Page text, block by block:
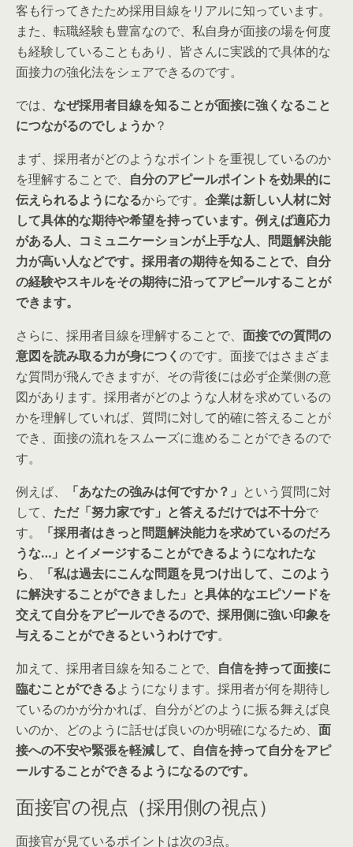
客も行ってきたため採用目線をリアルに知っています。
また、転職経験も豊富なので、私自身が面接の場を何度
も経験していることもあり、皆さんに実践的で具体的な
面接力の強化法をシェアできるのです。
では、 なぜ採用者目線を知ることが面接に強くなること
につながるのでしょうか？
まず、採用者がどのようなポイントを重視しているのか
を理解することで、 自分のアピールポイントを効果的に
伝えられるようになるからです。 企業は新しい人材に対
して具体的な期待や希望を持っています。例えば適応力
がある人、コミュニケーションが上手な人、問題解決能
力が高い人などです。採用者の期待を知ることで、自分
の経験やスキルをその期待に沿ってアピールすることが
できます。
さらに、採用者目線を理解することで、 面接での質問の
意図を読み取る力が身につく のです。面接ではさまざま
な質問が飛んできますが、その背後には必ず企業側の意
図があります。採用者がどのような人材を求めているの
かを理解していれば、質問に対して的確に答えることが
でき、面接の流れをスムーズに進めることができるので
す。
例えば、
「あなたの強みは何ですか？」 という質問に対
して、 ただ「努力家です」と答えるだけでは不十分で
す。
「採用者はきっと問題解決能力を求めているのだろ
うな…」とイメージすることができるようになれたな
ら、
「私は過去にこんな問題を見つけ出して、このよう
に解決することができました」と具体的なエピソードを
交えて自分をアピールできるので、採用側に強い印象を
与えることができるというわけです。
加えて、採用者目線を知ることで、 自信を持って面接に
臨むことができるようになります。採用者が何を期待し
ているのかが分かれば、自分がどのように振る舞えば良
いのか、どのように話せば良いのか明確になるため、 面
接への不安や緊張を軽減して、自信を持って自分をアピ
ールすることができるようになるのです。
面接官の視点（採用側の視点）
面接官が見ているポイントは次の3点。